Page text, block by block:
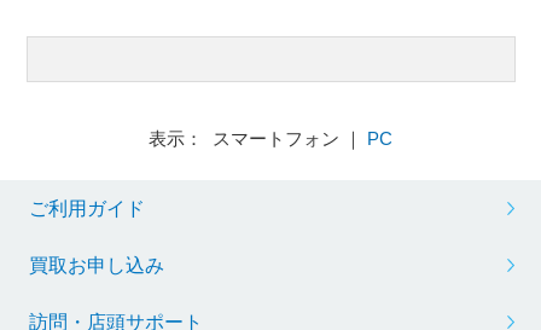
表示： スマートフォン ｜ PC
ご利用ガイド
買取お申し込み
訪問・店頭サポート